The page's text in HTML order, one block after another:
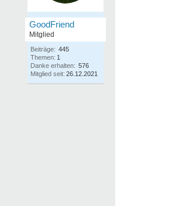
GoodFriend
Mitglied
Beiträge: 445
Themen: 1
Danke erhalten: 576
Mitglied seit: 26.12.2021